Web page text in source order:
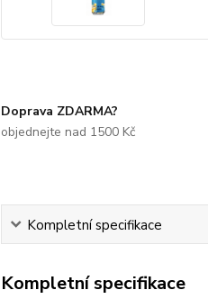
Doprava ZDARMA?
objednejte nad 1500 Kč
Kompletní specifikace
Kompletní specifikace